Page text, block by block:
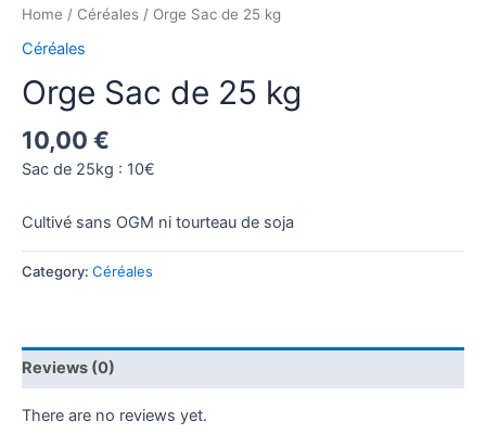
Home / Céréales / Orge Sac de 25 kg
Céréales
Orge Sac de 25 kg
10,00 €
Sac de 25kg : 10€
Cultivé sans OGM ni tourteau de soja
Category: Céréales
Reviews (0)
There are no reviews yet.